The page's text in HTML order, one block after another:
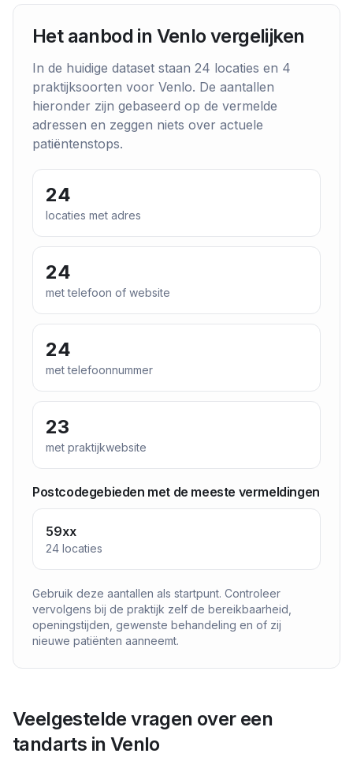
Het aanbod in Venlo vergelijken
In de huidige dataset staan 24 locaties en 4
praktijksoorten voor Venlo. De aantallen
hieronder zijn gebaseerd op de vermelde
adressen en zeggen niets over actuele
patiëntenstops.
24
locaties met adres
24
met telefoon of website
24
met telefoonnummer
23
met praktijkwebsite
Postcodegebieden met de meeste vermeldingen
59xx
24 locaties
Gebruik deze aantallen als startpunt. Controleer
vervolgens bij de praktijk zelf de bereikbaarheid,
openingstijden, gewenste behandeling en of zij
nieuwe patiënten aanneemt.
Veelgestelde vragen over een
tandarts in Venlo